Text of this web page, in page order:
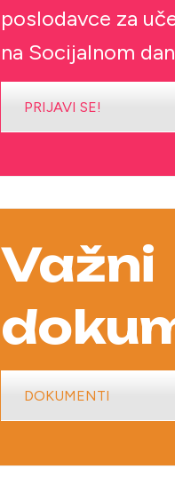
poslodavce za
na Socijalnom
PRIJAVI SE!
Važni
DOKUMENTI